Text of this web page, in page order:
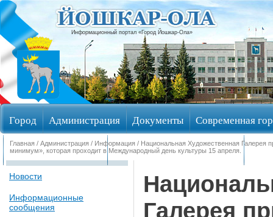
Информационный портал «Город Йошкар-Ола»
Город Администрация Документы Современная
Обращения граждан Общественные обсуждения
Главная / Администрация / Информация / Национальная Художественная Галерея
минимум», которая проходит в Международный день культуры 15 апреля.
Новости
Информационные
сообщения
Галерея